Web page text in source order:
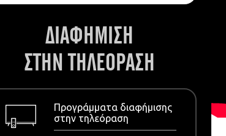
ΔΙΑΦΗΜΙΣΗ
ΣΤΗΝ ΤΗΛΕΟΡΑΣΗ
Προγράμματα διαφήμισης
στην τηλεόραση